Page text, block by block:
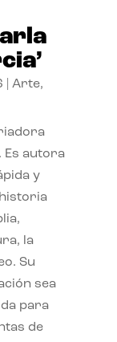
Arte,
Es autora
y
la
Su
sea
para
de